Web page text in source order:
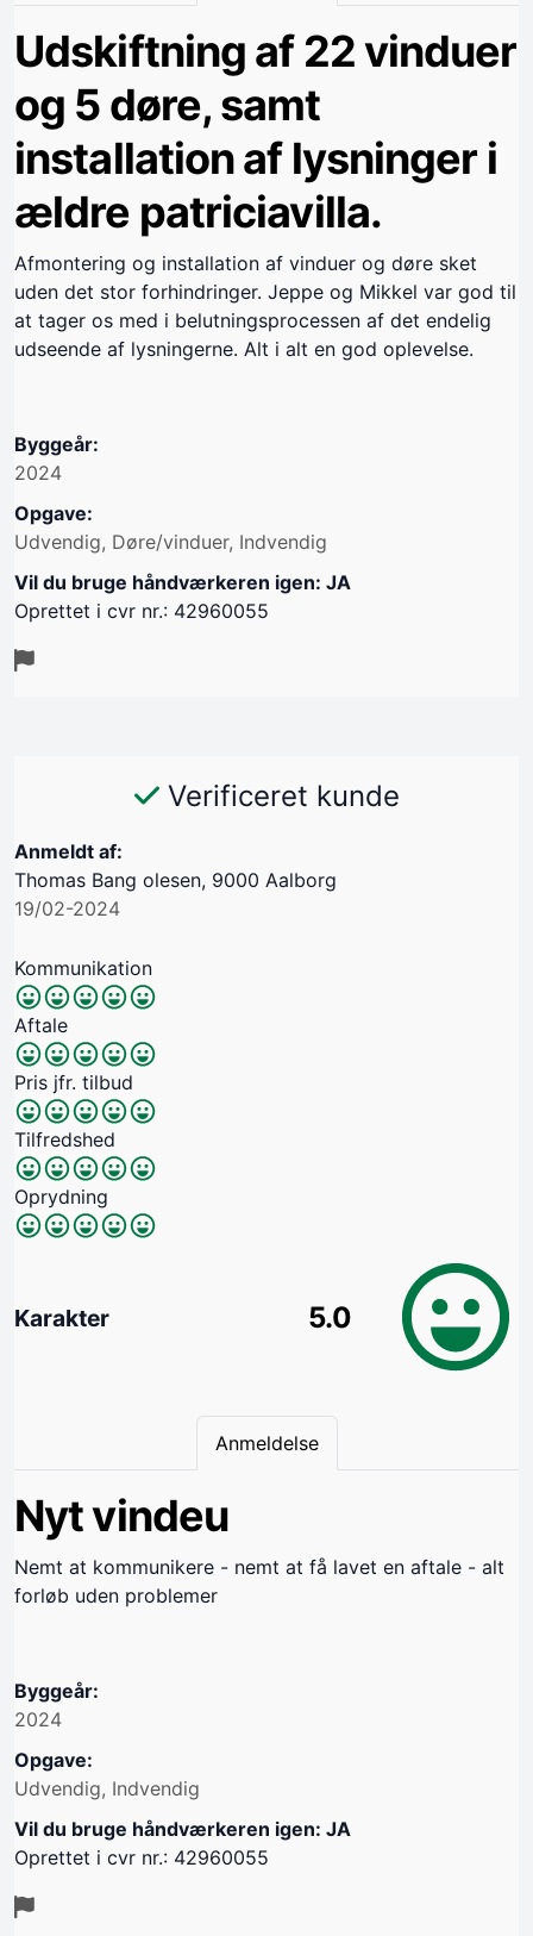
Udskiftning af 22 vinduer
og 5 døre, samt
installation af lysninger i
ældre patriciavilla.
Afmontering og installation af vinduer og døre sket
uden det stor forhindringer. Jeppe og Mikkel var god til
at tager os med i belutningsprocessen af det endelig
udseende af lysningerne. Alt i alt en god oplevelse.
Byggeår:
2024
Opgave:
Udvendig, Døre/vinduer, Indvendig
Vil du bruge håndværkeren igen: JA
Oprettet i cvr nr.: 42960055
Verificeret kunde
Anmeldt af:
Thomas Bang olesen, 9000 Aalborg
19/02-2024
Kommunikation
Aftale
Pris jfr. tilbud
Tilfredshed
Oprydning
Karakter 5.0
Anmeldelse
Nyt vindeu
Nemt at kommunikere - nemt at få lavet en aftale - alt
forløb uden problemer
Byggeår:
2024
Opgave:
Udvendig, Indvendig
Vil du bruge håndværkeren igen: JA
Oprettet i cvr nr.: 42960055